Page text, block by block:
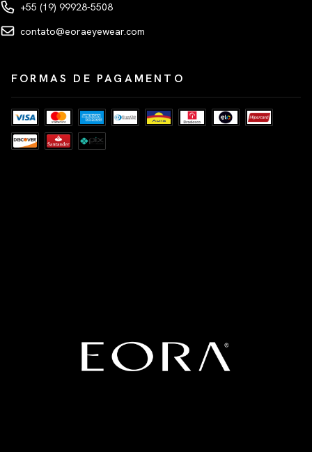
+55 (19) 99928-5508
contato@eoraeyewear.com
FORMAS DE PAGAMENTO